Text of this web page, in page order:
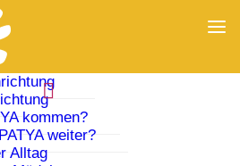
kommen?
weiter?
Alltag